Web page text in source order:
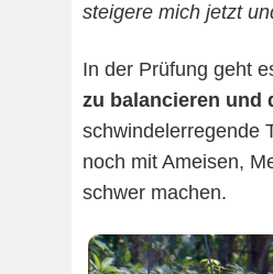
steigere mich jetzt
In der Prüfung geht
zu balancieren und
schwindelerregende
noch mit Ameisen,
schwer machen.